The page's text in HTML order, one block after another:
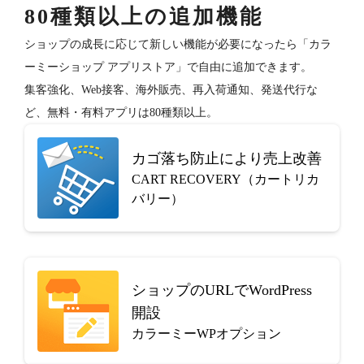
80種類以上の追加機能
ショップの成長に応じて新しい機能が必要になったら「カラ
ーミーショップ アプリストア」で自由に追加できます。
集客強化、Web接客、海外販売、再入荷通知、発送代行な
ど、無料・有料アプリは80種類以上。
カゴ落ち防止により売上改善
CART RECOVERY（カートリカ
バリー）
ショップのURLでWordPress
開設
カラーミーWPオプション